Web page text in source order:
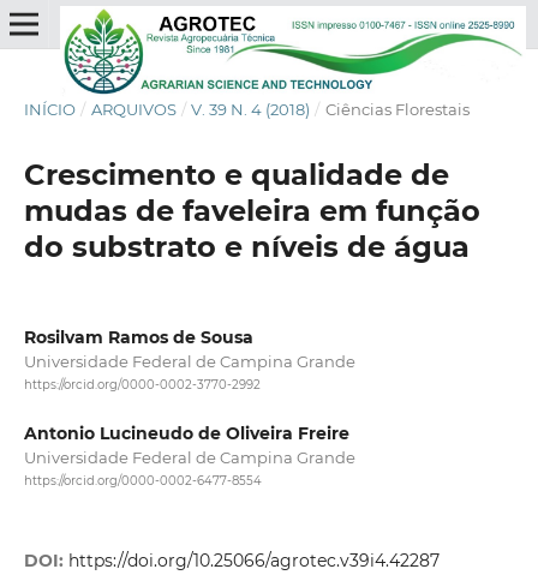
INÍCIO / ARQUIVOS / V. 39 N. 4 (2018) / Ciências Florestais
Crescimento e qualidade de
mudas de faveleira em função
do substrato e níveis de água
Rosilvam Ramos de Sousa
Universidade Federal de Campina Grande
https://orcid.org/0000-0002-3770-2992
Antonio Lucineudo de Oliveira Freire
Universidade Federal de Campina Grande
https://orcid.org/0000-0002-6477-8554
DOI: https://doi.org/10.25066/agrotec.v39i4.42287